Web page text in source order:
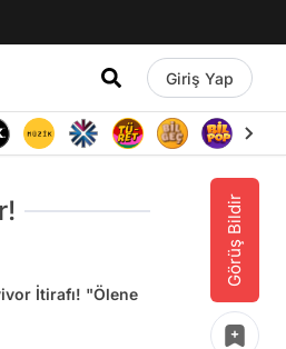
Giriş Yap
Görüş Bildir
İtirafı! "Ölene